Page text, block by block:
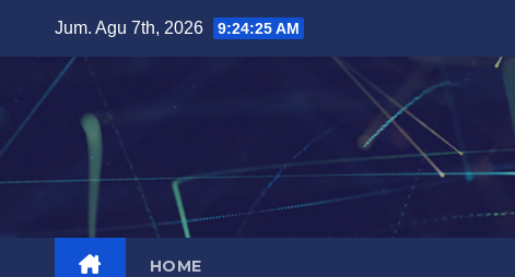
content
Jum. Agu 7th, 2026 9:24:26 AM
HOME